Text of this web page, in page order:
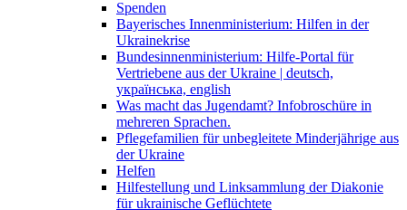
Spenden
Bayerisches Innenministerium: Hilfen in der
Ukrainekrise
Bundesinnenministerium: Hilfe-Portal für
Vertriebene aus der Ukraine | deutsch,
українська, english
Was macht das Jugendamt? Infobroschüre in
mehreren Sprachen.
Pflegefamilien für unbegleitete Minderjährige aus
der Ukraine
Helfen
Hilfestellung und Linksammlung der Diakonie
für ukrainische Geflüchtete